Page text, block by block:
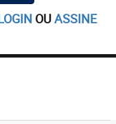
OUASSINE